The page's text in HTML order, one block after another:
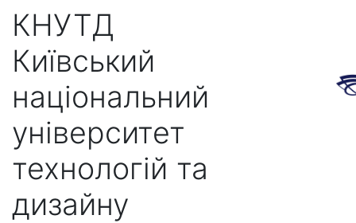
КНУТД
Київський
національний
університет
технологій та
дизайну